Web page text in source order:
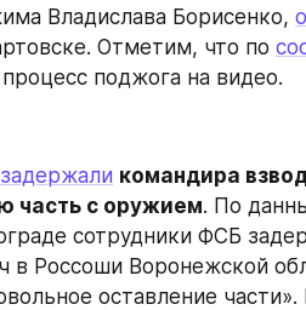
Владислава Борисенко,
Отметим, что по
поджога на видео.
задержали командира
часть с оружием. По
сотрудники ФСБ
в Россоши Воронежской
оставление